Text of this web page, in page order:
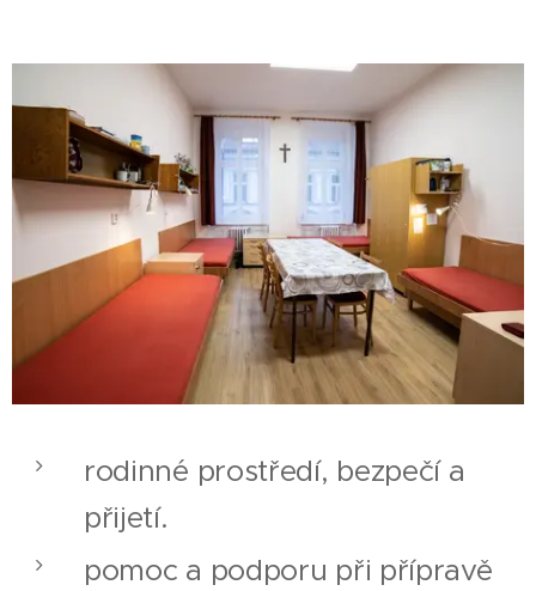
rodinné prostředí, bezpečí a
přijetí.
pomoc a podporu při přípravě